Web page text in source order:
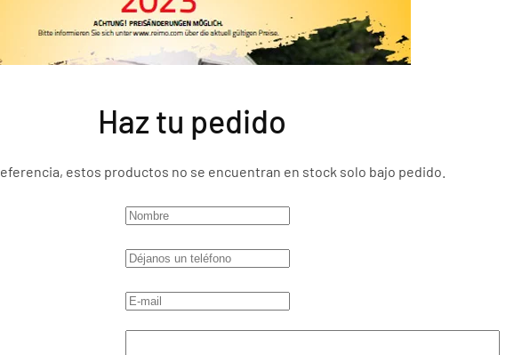
Haz tu pedido
estos productos no se encuentran en stock solo bajo pedido.